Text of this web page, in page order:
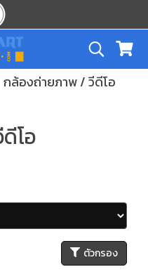
กล้องถ่ายภาพ / วีดีโอ
โอ
ตัวกรอง